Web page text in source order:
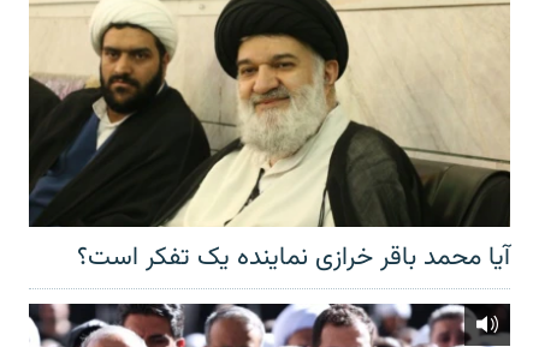
آیا محمد باقر خرازی نماینده یک تفکر است؟